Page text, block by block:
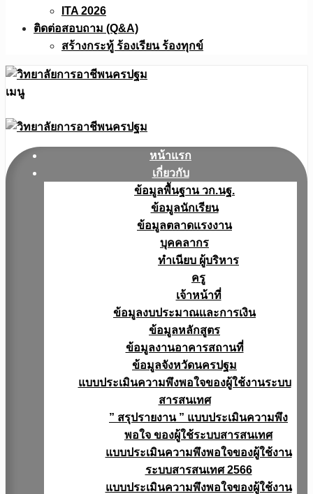
ITA 2026
ติดต่อสอบถาม (Q&A)
สร้างกระทู้ ร้องเรียน ร้องทุกข์
เมนู
หน้าแรก
เกี่ยวกับ
ข้อมูลพื้นฐาน วก.นฐ.
ข้อมูลนักเรียน
ข้อมูลตลาดแรงงาน
บุคคลากร
ทำเนียบ ผู้บริหาร
ครู
เจ้าหน้าที่
ข้อมูลงบประมาณเเละการเงิน
ข้อมูลหลักสูตร
ข้อมูลงานอาคารสถานที่
ข้อมูลจังหวัดนครปฐม
แบบประเมินความพึงพอใจของผู้ใช้งานระบบ
สารสนเทศ
” สรุปรายงาน ” แบบประเมินความพึง
พอใจ ของผู้ใช้ระบบสารสนเทศ
แบบประเมินความพึงพอใจของผู้ใช้งาน
ระบบสารสนเทศ 2566
แบบประเมินความพึงพอใจของผู้ใช้งาน